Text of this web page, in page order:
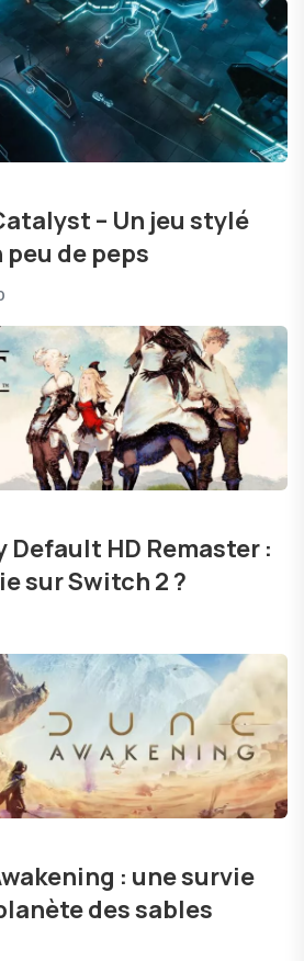
– Un jeu stylé
de peps
Default HD Remaster :
sur Switch 2 ?
: une survie
des sables